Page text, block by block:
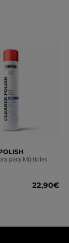
para Múltiples
22,90€